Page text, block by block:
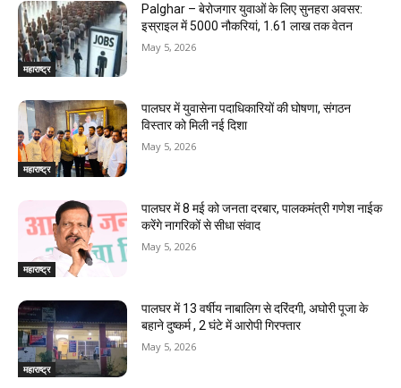
महाराष्ट्र
Palghar – बेरोजगार युवाओं के लिए सुनहरा अवसर:
इस्राइल में 5000 नौकरियां, ₹1.61 लाख तक वेतन
May 5, 2026
महाराष्ट्र
पालघर में युवासेना पदाधिकारियों की घोषणा, संगठन
विस्तार को मिली नई दिशा
May 5, 2026
महाराष्ट्र
पालघर में 8 मई को जनता दरबार, पालकमंत्री गणेश नाईक
करेंगे नागरिकों से सीधा संवाद
May 5, 2026
महाराष्ट्र
पालघर में 13 वर्षीय नाबालिग से दरिंदगी, अघोरी पूजा के
बहाने दुष्कर्म , 2 घंटे में आरोपी गिरफ्तार
May 5, 2026